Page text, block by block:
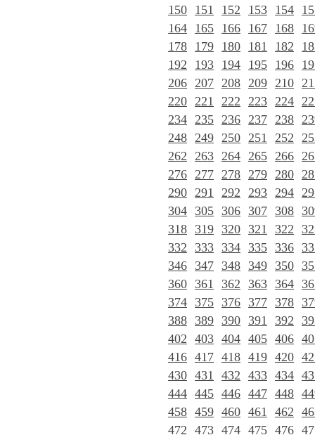
150 151 152 153 154
164 165 166 167 168
178 179 180 181 182
192
193 194 195 196
206 207 208 209 210
220 221 222 223 224
234 235 236 237 238
248 249 250 251 252
262 263 264 265 266
276 277 278 279 280
290 291 292 293 294
304 305 306 307 308
318 319 320 321 322
332 333 334 335 336
346 347 348 349 350
360 361 362 363 364
374 375 376 377 378
388 389 390 391 392
402 403 404 405 406
416 417 418 419 420
430 431 432 433 434
444 445 446 447 448
458 459 460 461 462
472 473 474 475 476